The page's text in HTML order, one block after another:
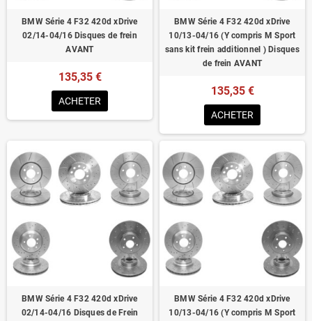
BMW Série 4 F32 420d xDrive
02/14-04/16 Disques de frein
AVANT
135,35 €
ACHETER
BMW Série 4 F32 420d xDrive
10/13-04/16 (Y compris M Sport
sans kit frein additionnel ) Disques
de frein AVANT
135,35 €
ACHETER
BMW Série 4 F32 420d xDrive
02/14-04/16 Disques de Frein
BMW Série 4 F32 420d xDrive
10/13-04/16 (Y compris M Sport